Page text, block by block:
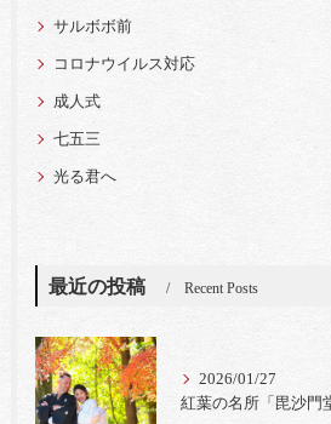
サルボボ前
コロナウイルス対応
成人式
七五三
光る君へ
最近の投稿 Recent Posts
2026/01/27
紅葉の名所「毘沙門